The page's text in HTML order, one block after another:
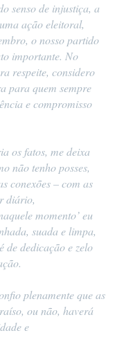
senso de injustiça, a
ação eleitoral,
o nosso partido
importante. No
respeite, considero
para quem sempre
e compromisso
os fatos, me deixa
não tenho posses,
conexões – com as
diário,
momento’ eu
suada e limpa,
de dedicação e zelo
plenamente que as
ou não, haverá
e